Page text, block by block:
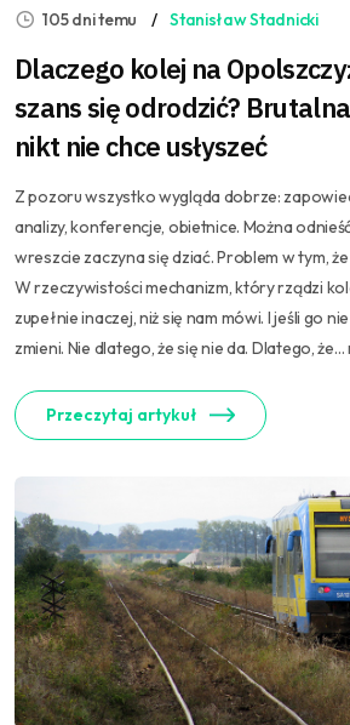
105 dni temu Stanisław Stadnicki
Dlaczego kolej na
szans się odrodzić?
nikt nie chce usłyszeć
Z pozoru wszystko wygląda dobrze:
analizy, konferencje, obietnice. Można
wreszcie zaczyna się dziać. Problem w tym,
W rzeczywistości mechanizm, który rządzi
zupełnie inaczej, niż się nam mówi. I jeśli go
zmieni. Nie dlatego, że się nie da. Dlatego,
Przeczytaj artykuł